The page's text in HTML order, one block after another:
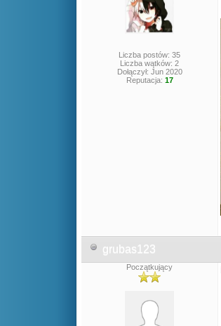
Liczba postów: 35
Liczba wątków: 2
Dołączył: Jun 2020
Reputacja: 17
grubas123
Początkujący